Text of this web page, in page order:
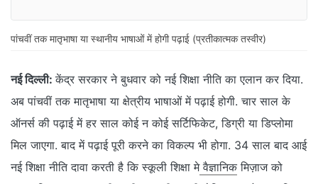
पांचवीं तक मातृभाषा या स्थानीय भाषाओं में होगी पढ़ाई (प्रतीकात्मक तस्वीर)
नई दिल्ली: केंद्र सरकार ने बुधवार को नई शिक्षा नीति का एलान कर दिया.
अब पांचवीं तक मातृभाषा या क्षेत्रीय भाषाओं में पढ़ाई होगी. चार साल के
ऑनर्स की पढ़ाई में हर साल कोई न कोई सर्टिफिकेट, डिग्री या डिप्लोमा
मिल जाएगा. बाद में पढ़ाई पूरी करने का विकल्प भी होगा. 34 साल बाद आई
नई शिक्षा नीति दावा करती है कि स्कूली शिक्षा मेवैज्ञानिक मिज़ाज को